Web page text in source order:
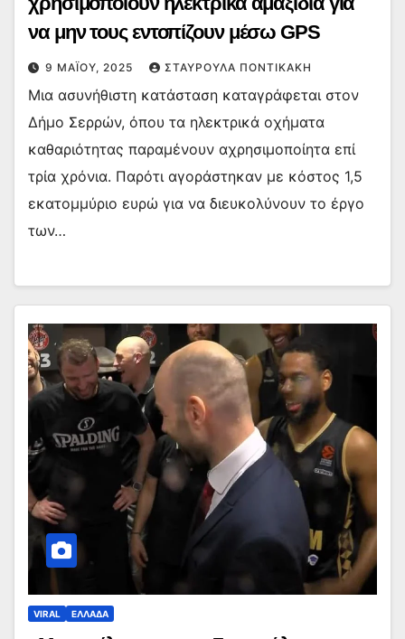
να μην τους εντοπίζουν μέσω GPS
9 ΜΑΪ́ΟΥ, 2025 ΣΤΑΥΡΟΎΛΑ ΠΟΝΤΙΚΆΚΗ
Μια ασυνήθιστη κατάσταση καταγράφεται στον
Δήμο Σερρών, όπου τα ηλεκτρικά οχήματα
καθαριότητας παραμένουν αχρησιμοποίητα επί
τρία χρόνια. Παρότι αγοράστηκαν με κόστος 1,5
εκατομμύριο ευρώ για να διευκολύνουν το έργο
των…
VIRAL ΕΛΛΑΔΑ